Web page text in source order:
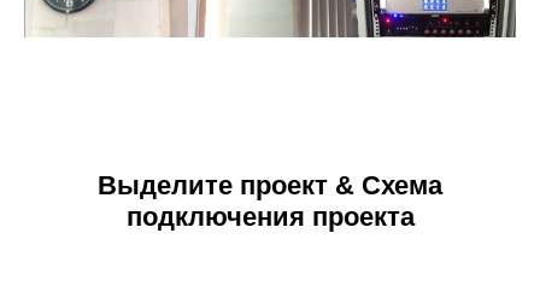
Выделите проект & Схема
подключения проекта